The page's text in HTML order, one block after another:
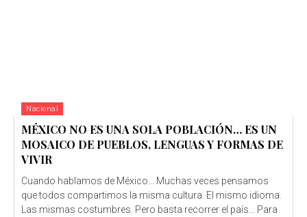
Nacional
MÉXICO NO ES UNA SOLA POBLACIÓN… ES UN
MOSAICO DE PUEBLOS, LENGUAS Y FORMAS DE
VIVIR
Cuando hablamos de México… Muchas veces pensamos
que todos compartimos la misma cultura. El mismo idioma.
Las mismas costumbres. Pero basta recorrer el país… Para